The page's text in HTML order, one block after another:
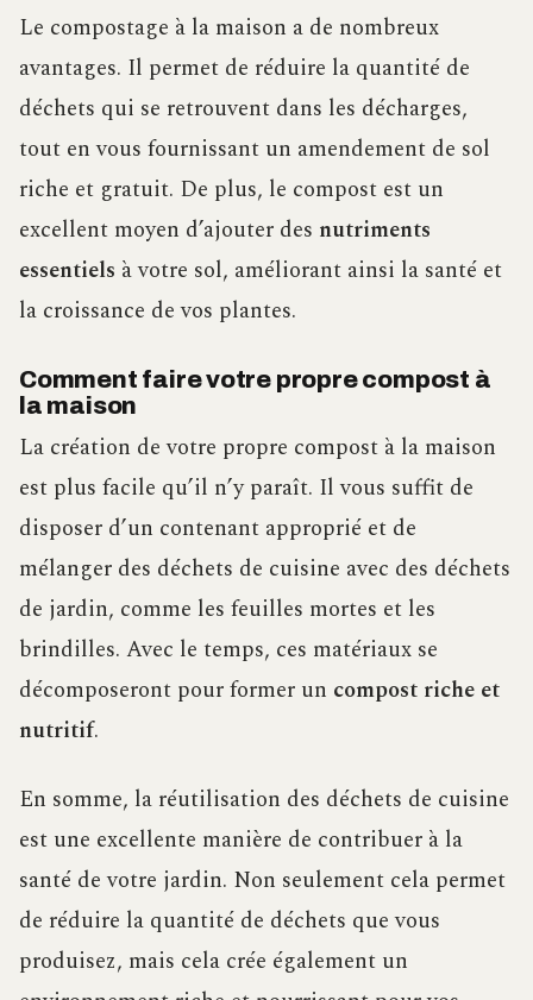
Le compostage à la maison a de nombreux
avantages. Il permet de réduire la quantité de
déchets qui se retrouvent dans les décharges,
tout en vous fournissant un amendement de sol
riche et gratuit. De plus, le compost est un
excellent moyen d’ajouter des nutriments
essentiels à votre sol, améliorant ainsi la santé et
la croissance de vos plantes.
Comment faire votre propre compost à
la maison
La création de votre propre compost à la maison
est plus facile qu’il n’y paraît. Il vous suffit de
disposer d’un contenant approprié et de
mélanger des déchets de cuisine avec des déchets
de jardin, comme les feuilles mortes et les
brindilles. Avec le temps, ces matériaux se
décomposeront pour former un compost riche et
nutritif.
En somme, la réutilisation des déchets de cuisine
est une excellente manière de contribuer à la
santé de votre jardin. Non seulement cela permet
de réduire la quantité de déchets que vous
produisez, mais cela crée également un